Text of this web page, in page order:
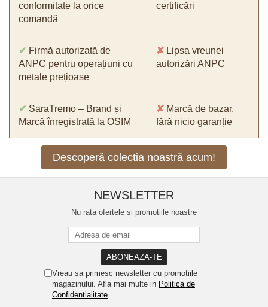
conformitate la orice
comandă
certificări
✔ Firmă autorizată de
ANPC pentru operațiuni cu
metale prețioase
✘ Lipsa vreunei
autorizări ANPC
✔ SaraTremo – Brand și
Marcă înregistrată la OSIM
✘ Marcă de bazar,
fără nicio garanție
Descoperă colecția noastră acum!
NEWSLETTER
Nu rata ofertele si promotiile noastre
Vreau sa primesc newsletter cu promotiile
magazinului. Afla mai multe in Politica de
Confidentialitate